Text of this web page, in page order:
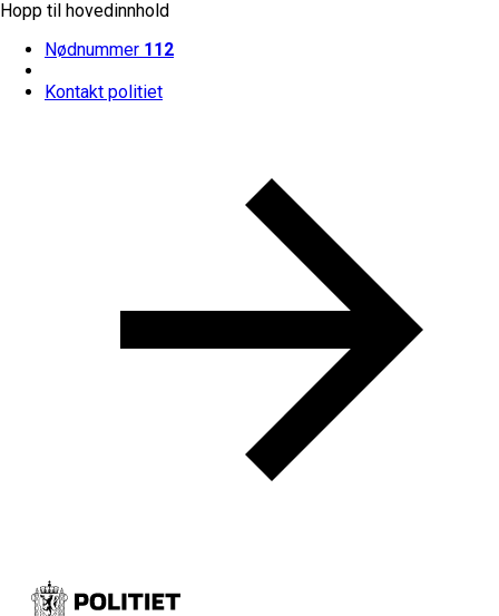
Hopp til hovedinnhold
Nødnummer 112
Kontakt politiet